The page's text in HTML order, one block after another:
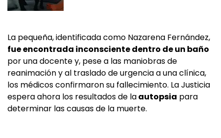
La pequeña, identificada como Nazarena Fernández,
fue encontrada inconsciente dentro de un baño
por una docente y, pese a las maniobras de
reanimación y al traslado de urgencia a una clínica,
los médicos confirmaron su fallecimiento. La Justicia
espera ahora los resultados de laautopsia para
determinar las causas de la muerte.